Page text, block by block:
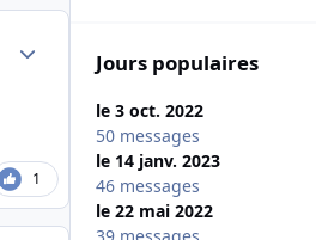
1
Jours populaires
le 3 oct. 2022
50 messages
le 14 janv. 2023
46 messages
le 22 mai 2022